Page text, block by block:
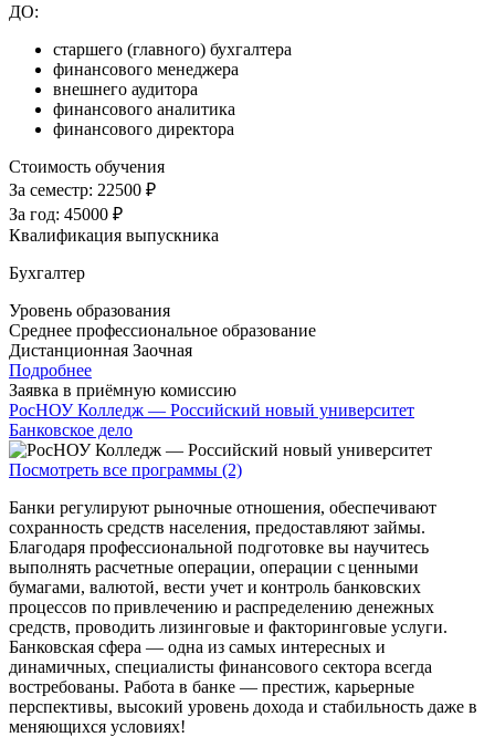
ДО:
старшего (главного) бухгалтера
финансового менеджера
внешнего аудитора
финансового аналитика
финансового директора
Стоимость обучения
За семестр: 22500 ₽
За год: 45000 ₽
Квалификация выпускника
Бухгалтер
Уровень образования
Среднее профессиональное образование
Дистанционная Заочная
Подробнее
Заявка в приёмную комиссию
РосНОУ Колледж — Российский новый университет
Банковское дело
Посмотреть все программы (2)
Банки регулируют рыночные отношения, обеспечивают
сохранность средств населения, предоставляют займы.
Благодаря профессиональной подготовке вы научитесь
выполнять расчетные операции, операции с ценными
бумагами, валютой, вести учет и контроль банковских
процессов по привлечению и распределению денежных
средств, проводить лизинговые и факторинговые услуги.
Банковская сфера — одна из самых интересных и
динамичных, специалисты финансового сектора всегда
востребованы. Работа в банке — престиж, карьерные
перспективы, высокий уровень дохода и стабильность даже в
меняющихся условиях!